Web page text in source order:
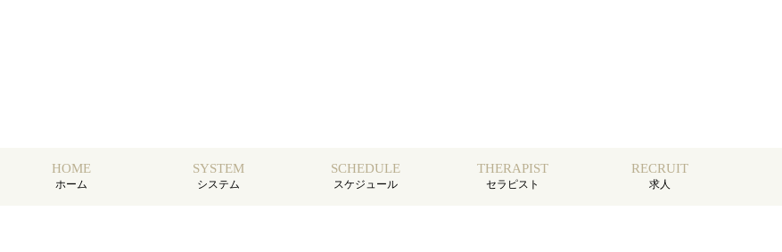
HOME
ホーム
SYSTEM
システム
SCHEDULE
スケジュール
THERAPIST
セラピスト
RECRUIT
求人